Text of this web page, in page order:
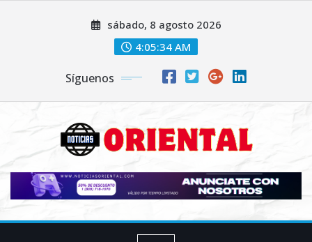
sábado, 8 agosto 2026
4:05:36 AM
Síguenos